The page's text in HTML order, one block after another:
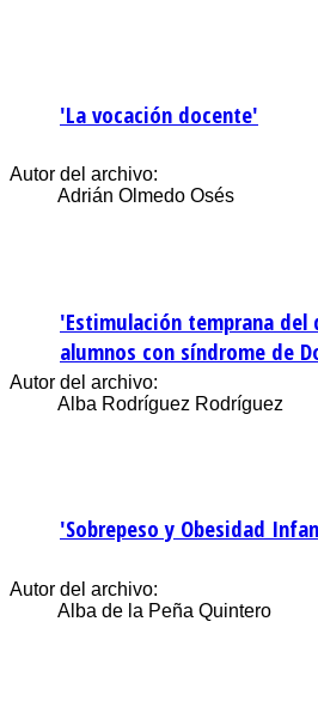
'La vocación docente'
Autor del archivo:
Adrián Olmedo Osés
'Estimulación temprana
alumnos con síndrome de
Autor del archivo:
Alba Rodríguez Rodríguez
'Sobrepeso y Obesidad
Autor del archivo:
Alba de la Peña Quintero